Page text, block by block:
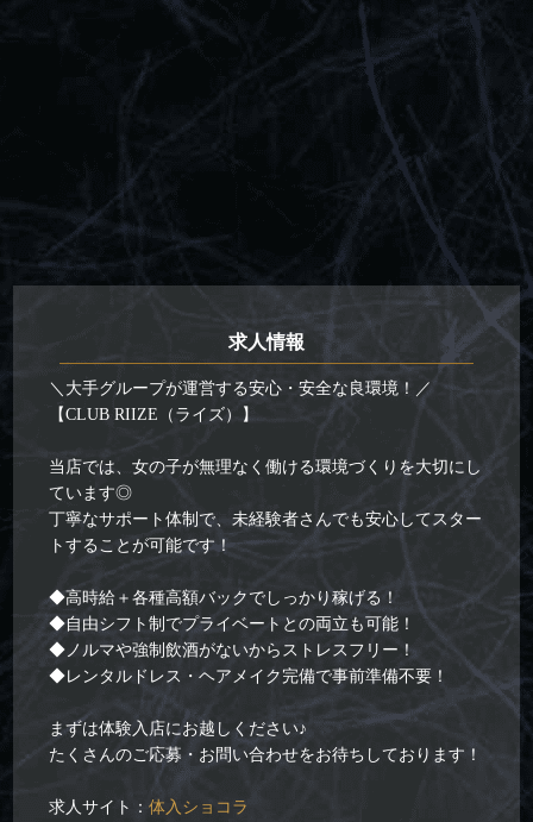
求人情報
＼大手グループが運営する安心・安全な良環境！／
【CLUB RIIZE（ライズ）】
当店では、女の子が無理なく働ける環境づくりを大切にし
ています◎
丁寧なサポート体制で、未経験者さんでも安心してスター
トすることが可能です！
◆高時給＋各種高額バックでしっかり稼げる！
◆自由シフト制でプライベートとの両立も可能！
◆ノルマや強制飲酒がないからストレスフリー！
◆レンタルドレス・ヘアメイク完備で事前準備不要！
まずは体験入店にお越しください♪
たくさんのご応募・お問い合わせをお待ちしております！
求人サイト：体入ショコラ